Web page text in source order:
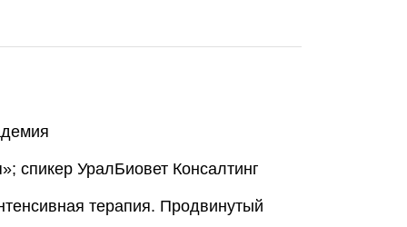
спикер УралБиовет Консалтинг
терапия. Продвинутый